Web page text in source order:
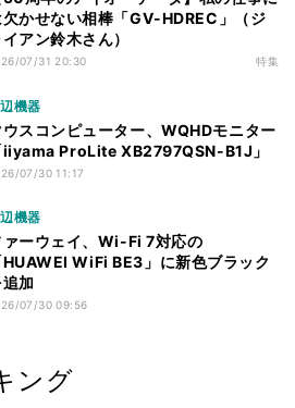
欠かせない相棒「GV-HDREC」（ジ
イアン鈴木さん）
07/31 20:30 特集
機器
ウスコンピューター、WQHDモニター
iiyama ProLite XB2797QSN-B1J」
07/30 11:17
機器
ァーウェイ、Wi-Fi 7対応の
HUAWEI WiFi BE3」に新色ブラック
追加
07/30 09:56
ング